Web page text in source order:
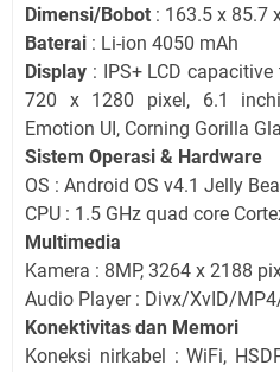
Dimensi/Bobot : 163.5 x 85.7
Baterai : Li-ion 4050 mAh
Display : IPS+ LCD
720 x 1280 pixel, 6.1
Emotion UI, Corning Gorilla
Sistem Operasi & Hardware
OS : Android OS v4.1 Jelly
CPU : 1.5 GHz quad core
Multimedia
Kamera : 8MP, 3264 x 2188
Audio Player : Divx/XvID/
Konektivitas dan Memori
Koneksi nirkabel : WiFi,